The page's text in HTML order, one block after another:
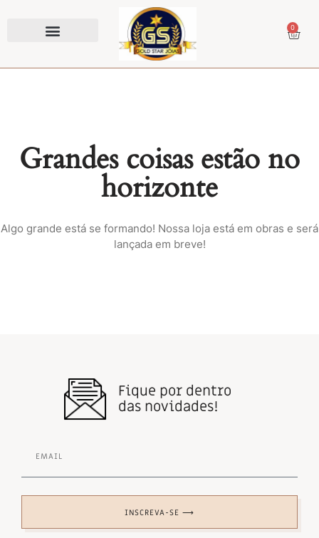
0
Grandes coisas estão no
horizonte
Algo grande está se formando! Nossa loja está em obras e será
lançada em breve!
Fique por dentro
das novidades!
INSCREVA-SE ⟶